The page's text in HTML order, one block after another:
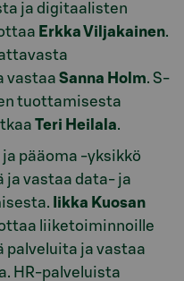
ja digitaalisten
Erkka Viljakainen.
vastaa Sanna Holm. S-
tuottamisesta
Teri Heilala.
pääoma -yksikkö
ja vastaa data- ja
Iikka Kuosan
liiketoiminnoille
palveluita ja vastaa
HR-palveluista